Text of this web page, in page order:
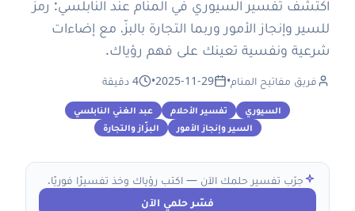
اكتشف تفسير السيوري في المنام عند النابلسي: رمز
للسير وإنجاز الأمور وربما التجارة بالبزّ، مع إضاءات
شرعية ونفسية تعينك على فهم رؤياك.
فريق مفاتيح المنام•
2025-11-29
• 4 دقيقة
السيوري تفسير الأحلام
عبد الغني النابلسي
السير وإنجاز الأمور
البزّاز والتجارة
جرّب تفسير حلمك الآن — اكتب رؤياك وخذ تفسيرًا فوريًا.
فسّر حلمي الآن